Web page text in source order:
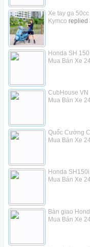
Xe tay ga
Kymco replied
Honda SH
Mua Bán Xe
CubHouse VN
Mua Bán Xe
Quốc Cường
Mua Bán Xe
Honda
Mua Bán Xe
Bàn giao
Mua Bán Xe